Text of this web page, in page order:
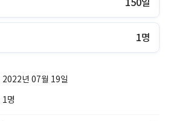
150일
1명
2022년 07월 19일
1명